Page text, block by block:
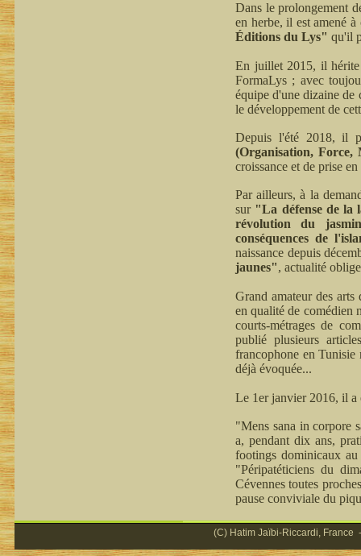
Dans le prolongement
en herbe, il est amené
Éditions du Lys" qu'il
En juillet 2015, il hérite
FormaLys ; avec
équipe d'une dizaine de
le développement de
Depuis l'été 2018, il
(Organisation, Force,
croissance et de prise
Par ailleurs, à la
sur "La défense de la
révolution du
conséquences de
naissance depuis
jaunes", actualité
Grand amateur des arts
en qualité de comédien
courts-métrages de
publié plusieurs
francophone en Tunisie
déjà évoquée...
Le 1er janvier 2016, il a
"Mens sana in corpore
a, pendant dix ans,
footings dominicaux
"Péripatéticiens du
Cévennes toutes
pause conviviale du
(C) Hatim Jaïbi-Riccardi, France